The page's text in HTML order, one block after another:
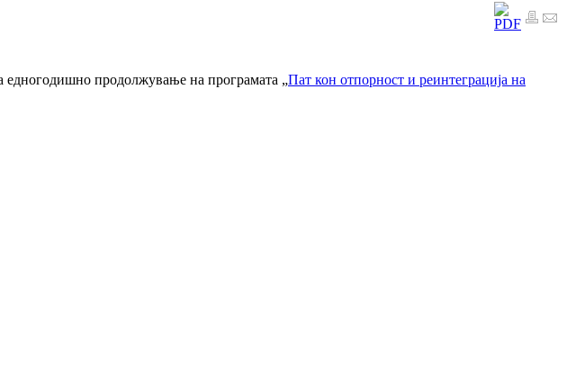
продолжување на програмата „Пат кон отпорност и реинтеграција на